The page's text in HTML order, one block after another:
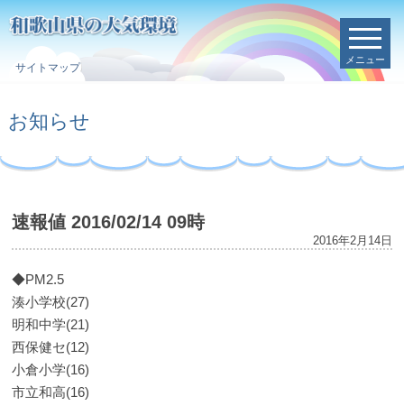
サイトマップ
メニュー
お知らせ
速報値 2016/02/14 09時
2016年2月14日
◆PM2.5
湊小学校(27)
明和中学(21)
西保健セ(12)
小倉小学(16)
市立和高(16)